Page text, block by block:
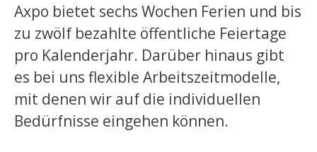
Axpo bietet sechs Wochen Ferien und bis
zu zwölf bezahlte öffentliche Feiertage
pro Kalenderjahr. Darüber hinaus gibt
es bei uns flexible Arbeitszeitmodelle,
mit denen wir auf die individuellen
Bedürfnisse eingehen können.